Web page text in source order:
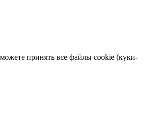
принять все файлы cookie (куки-